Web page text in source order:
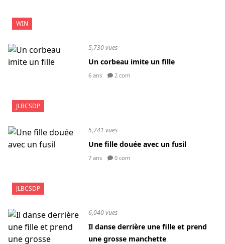
WIN
JLBCSDP
5,730 vues
Un corbeau imite un fille
6 ans 2 com
JLBCSDP
5,741 vues
Une fille douée avec un fusil
7 ans 0 com
6,040 vues
Il danse derrière une fille et prend
une grosse manchette